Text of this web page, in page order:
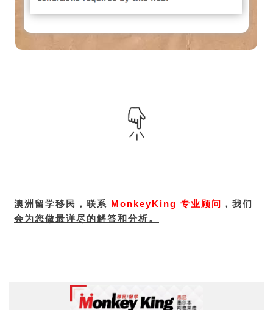
澳洲留学移民，联系 MonkeyKing 专业顾问 ， 我们
会为您做最详尽的解答和分析。